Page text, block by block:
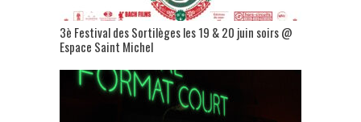
3è Festival des Sortilèges les 19 & 20 juin soirs @
Espace Saint Michel